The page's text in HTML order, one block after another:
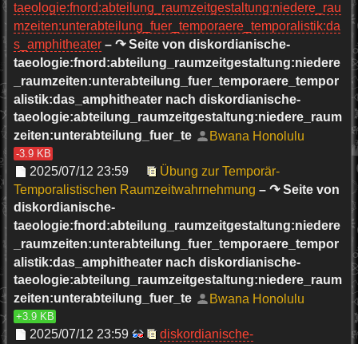
taeologie:fnord:abteilung_raumzeitgestaltung:niedere_rau
mzeiten:unterabteilung_fuer_temporaere_temporalistik:da
s_amphitheater – ↷ Seite von diskordianische-
taeologie:fnord:abteilung_raumzeitgestaltung:niedere
_raumzeiten:unterabteilung_fuer_temporaere_tempor
alistik:das_amphitheater nach diskordianische-
taeologie:abteilung_raumzeitgestaltung:niedere_raum
zeiten:unterabteilung_fuer_te
Bwana Honolulu
-3.9 KB
2025/07/12 23:59
Übung zur Temporär-
Temporalistischen Raumzeitwahrnehmung – ↷ Seite von
diskordianische-
taeologie:fnord:abteilung_raumzeitgestaltung:niedere
_raumzeiten:unterabteilung_fuer_temporaere_tempor
alistik:das_amphitheater nach diskordianische-
taeologie:abteilung_raumzeitgestaltung:niedere_raum
zeiten:unterabteilung_fuer_te
Bwana Honolulu
+3.9 KB
2025/07/12 23:59
diskordianische-